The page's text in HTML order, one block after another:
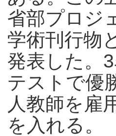
省部プロジ
学術刊行物
発表した。
テストで優
人教師を雇
を入れる。